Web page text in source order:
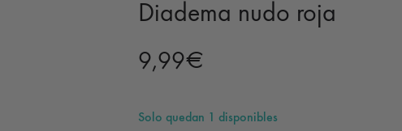
Diadema nudo roja
9,99€
Solo quedan 1 disponibles